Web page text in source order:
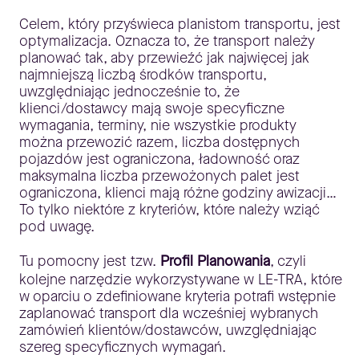
Celem, który przyświeca planistom transportu, jest
optymalizacja. Oznacza to, że transport należy
planować tak, aby przewieźć jak najwięcej jak
najmniejszą liczbą środków transportu,
uwzględniając jednocześnie to, że
klienci/dostawcy mają swoje specyficzne
wymagania, terminy, nie wszystkie produkty
można przewozić razem, liczba dostępnych
pojazdów jest ograniczona, ładowność oraz
maksymalna liczba przewożonych palet jest
ograniczona, klienci mają różne godziny awizacji…
To tylko niektóre z kryteriów, które należy wziąć
pod uwagę.
Tu pomocny jest tzw. Profil Planowania, czyli
kolejne narzędzie wykorzystywane w LE-TRA, które
w oparciu o zdefiniowane kryteria potrafi wstępnie
zaplanować transport dla wcześniej wybranych
zamówień klientów/dostawców, uwzględniając
szereg specyficznych wymagań.